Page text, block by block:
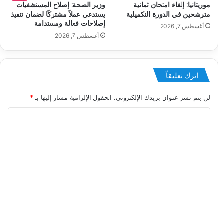
موريتانيا: إلغاء امتحان ثمانية
مترشحين في الدورة التكميلية
أغسطس 7, 2026
وزير الصحة: إصلاح المستشفيات
يستدعي عملاً مشتركًا لضمان تنفيذ
إصلاحات فعالة ومستدامة
أغسطس 7, 2026
اترك تعليقاً
لن يتم نشر عنوان بريدك الإلكتروني. الحقول الإلزامية مشار إليها بـ *